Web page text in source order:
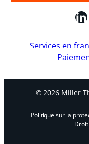
Services en
© 2026 Miller
Politique sur la